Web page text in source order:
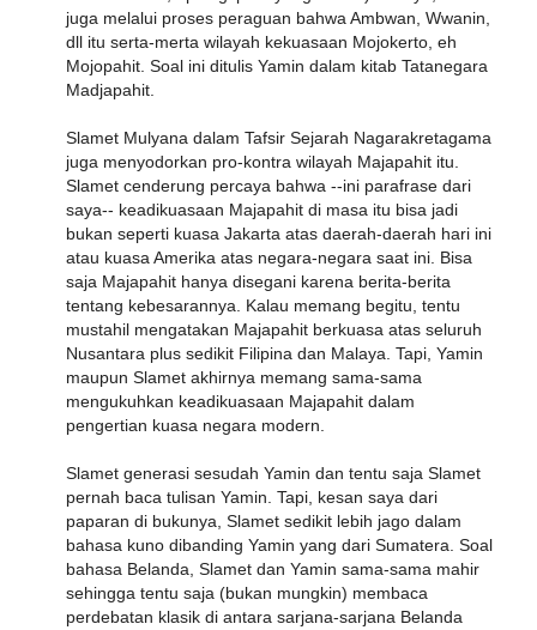
juga melalui proses peraguan bahwa Ambwan, Wwanin,
dll itu serta-merta wilayah kekuasaan Mojokerto, eh
Mojopahit. Soal ini ditulis Yamin dalam kitab Tatanegara
Madjapahit.
Slamet Mulyana dalam Tafsir Sejarah Nagarakretagama
juga menyodorkan pro-kontra wilayah Majapahit itu.
Slamet cenderung percaya bahwa --ini parafrase dari
saya-- keadikuasaan Majapahit di masa itu bisa jadi
bukan seperti kuasa Jakarta atas daerah-daerah hari ini
atau kuasa Amerika atas negara-negara saat ini. Bisa
saja Majapahit hanya disegani karena berita-berita
tentang kebesarannya. Kalau memang begitu, tentu
mustahil mengatakan Majapahit berkuasa atas seluruh
Nusantara plus sedikit Filipina dan Malaya. Tapi, Yamin
maupun Slamet akhirnya memang sama-sama
mengukuhkan keadikuasaan Majapahit dalam
pengertian kuasa negara modern.
Slamet generasi sesudah Yamin dan tentu saja Slamet
pernah baca tulisan Yamin. Tapi, kesan saya dari
paparan di bukunya, Slamet sedikit lebih jago dalam
bahasa kuno dibanding Yamin yang dari Sumatera. Soal
bahasa Belanda, Slamet dan Yamin sama-sama mahir
sehingga tentu saja (bukan mungkin) membaca
perdebatan klasik di antara sarjana-sarjana Belanda